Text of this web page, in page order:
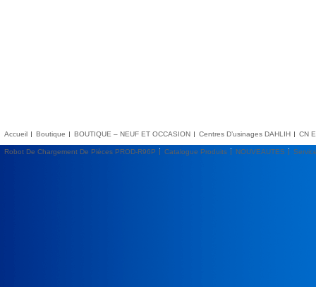
Accueil Boutique BOUTIQUE – NEUF ET OCCASION Centres D’usinages DAHLIH CN
Robot De Chargement De Pièces PROD-R96P Catalogue Produits NOUVEAUTES